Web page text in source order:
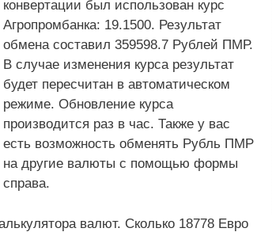
конвертации был использован курс
Агропромбанка: 19.1500. Результат
обмена составил 359598.7 Рублей ПМР.
В случае изменения курса результат
будет пересчитан в автоматическом
режиме. Обновление курса
производится раз в час. Также у вас
есть возможность обменять Рубль ПМР
на другие валюты с помощью формы
справа.
валют. Сколько 18778 Евро